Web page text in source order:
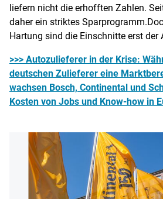
liefern nicht die erhofften Zahlen.
daher ein striktes
Hartung sind die Einschnitte erst der
>>> Autozulieferer in der Krise:
deutschen Zulieferer eine
wachsen Bosch, Continental und
Kosten von Jobs und Know-how in